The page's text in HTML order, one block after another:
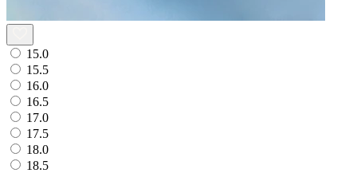
15.0
15.5
16.0
16.5
17.0
17.5
18.0
18.5